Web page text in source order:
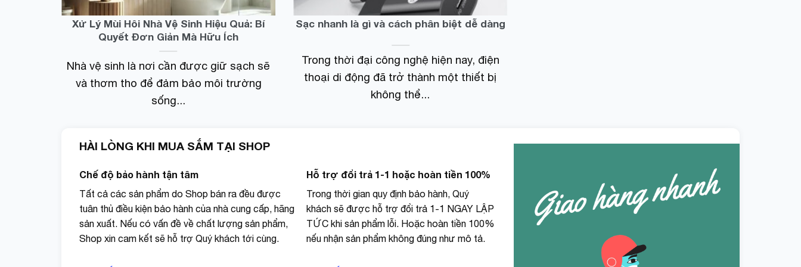
5% lượng điện năng của pin dự phòng.
➤ Nhiệt phát sinh trong quá trình sạc, nhất là sạc nhanh hơn trong thời gian pin đang cạn kiệt, thì nhiệt
phát sinh từ pin dự phòng và thiết bị cũng làm hao hụt năng lượng dự trữ trong các cell pin của pin
sạc dự phòng.
➤ Vừa sạc vừa sử dụng lúc này pin sạc dự phòng phải vừa sạc thêm vừa cấp điện dùng trực tiếp cho
thiết bị nên sẽ hao hụt pin nhanh hơn, điều này cũng gây thất thoát lượng điện năng rất lớn.
Xử Lý Mùi Hôi Nhà Vệ Sinh Hiệu Quả: Bí
Quyết Đơn Giản Mà Hữu Ích
Nhà vệ sinh là nơi cần được giữ sạch sẽ
và thơm tho để đảm bảo môi trường
sống...
Sạc nhanh là gì và cách phân biệt dễ dàng
Trong thời đại công nghệ hiện nay, điện
thoại di động đã trở thành một thiết bị
không thể...
HÀI LÒNG KHI MUA SẮM TẠI SHOP
Chế độ bảo hành tận tâm
Tất cả các sản phẩm do Shop bán ra đều được
tuân thủ điều kiện bảo hành của nhà cung cấp, hãng
sản xuất. Nếu có vấn đề về chất lượng sản phẩm,
Shop xin cam kết sẽ hỗ trợ Quý khách tới cùng.
Hỗ trợ đổi trả 1-1 hoặc hoàn tiền 100%
Trong thời gian quy định bảo hành, Quý
khách sẽ được hỗ trợ đổi trả 1-1 NGAY LẬP
TỨC khi sản phẩm lỗi. Hoặc hoàn tiền 100%
nếu nhận sản phẩm không đúng như mô tả.